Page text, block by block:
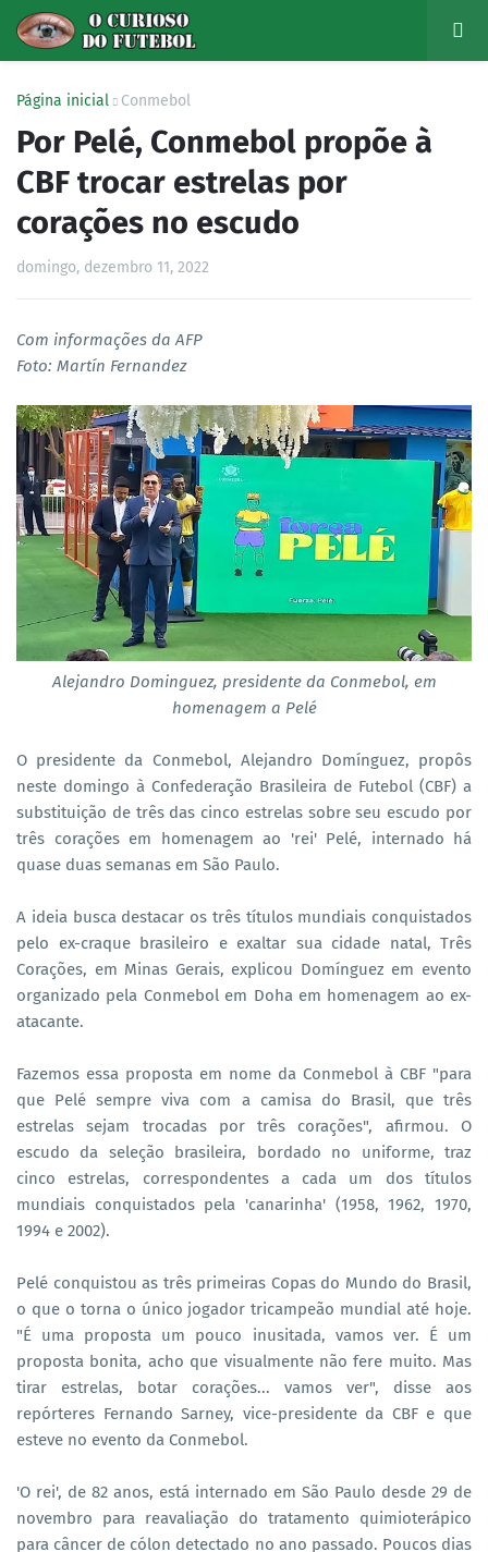
Página inicial Conmebol
Por Pelé, Conmebol propõe à
CBF trocar estrelas por
corações no escudo
domingo, dezembro 11, 2022
Com informações da AFP
Foto: Martín Fernandez
Alejandro Dominguez, presidente da Conmebol, em
homenagem a Pelé
O presidente da Conmebol, Alejandro Domínguez, propôs
neste domingo à Confederação Brasileira de Futebol (CBF) a
substituição de três das cinco estrelas sobre seu escudo por
três corações em homenagem ao 'rei' Pelé, internado há
quase duas semanas em São Paulo.
A ideia busca destacar os três títulos mundiais conquistados
pelo ex-craque brasileiro e exaltar sua cidade natal, Três
Corações, em Minas Gerais, explicou Domínguez em evento
organizado pela Conmebol em Doha em homenagem ao ex-
atacante.
Fazemos essa proposta em nome da Conmebol à CBF "para
que Pelé sempre viva com a camisa do Brasil, que três
estrelas sejam trocadas por três corações", afirmou. O
escudo da seleção brasileira, bordado no uniforme, traz
cinco estrelas, correspondentes a cada um dos títulos
mundiais conquistados pela 'canarinha' (1958, 1962, 1970,
1994 e 2002).
Pelé conquistou as três primeiras Copas do Mundo do Brasil,
o que o torna o único jogador tricampeão mundial até hoje.
"É uma proposta um pouco inusitada, vamos ver. É um
proposta bonita, acho que visualmente não fere muito. Mas
tirar estrelas, botar corações... vamos ver", disse aos
repórteres Fernando Sarney, vice-presidente da CBF e que
esteve no evento da Conmebol.
'O rei', de 82 anos, está internado em São Paulo desde 29 de
novembro para reavaliação do tratamento quimioterápico
para câncer de cólon detectado no ano passado. Poucos dias